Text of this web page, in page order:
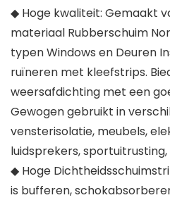
◆ Hoge kwaliteit: Gemaakt
materiaal Rubberschuim
typen Windows en Deuren
ruïneren met kleefstrips.
weersafdichting met een
Gewogen gebruikt in
vensterisolatie, meubels,
luidsprekers, sportuitrusting,
◆ Hoge
is bufferen,